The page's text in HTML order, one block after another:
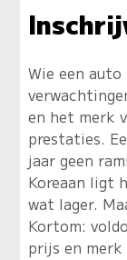
Wie een
en het merk
prestaties.
jaar geen
Koreaan ligt
wat lager.
Kortom:
prijs en merk